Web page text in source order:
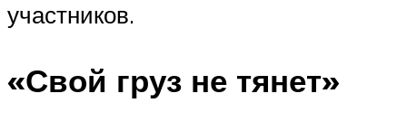
участников.
«Свой груз не тянет»